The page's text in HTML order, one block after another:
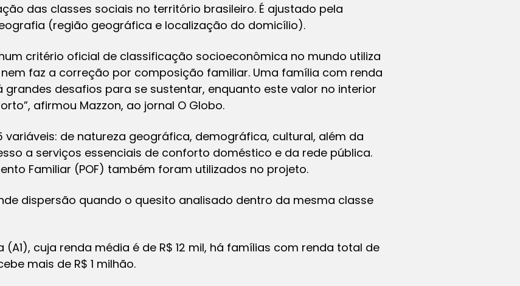
das classes sociais no território brasileiro. É ajustado pela
(região geográfica e localização do domicílio).
critério oficial de classificação socioeconômica no mundo utiliza
faz a correção por composição familiar. Uma família com renda
grandes desafios para se sustentar, enquanto este valor no interior
afirmou Mazzon, ao jornal O Globo.
de natureza geográfica, demográfica, cultural, além da
a serviços essenciais de conforto doméstico e da rede pública.
Familiar (POF) também foram utilizados no projeto.
dispersão quando o quesito analisado dentro da mesma classe
cuja renda média é de R$ 12 mil, há famílias com renda total de
mais de R$ 1 milhão.